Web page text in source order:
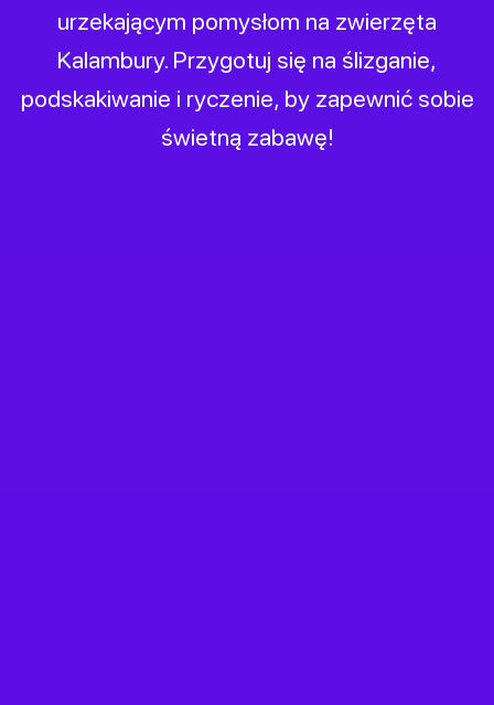
urzekającym pomysłom na zwierzęta
Kalambury. Przygotuj się na ślizganie,
podskakiwanie i ryczenie, by zapewnić sobie
świetną zabawę!